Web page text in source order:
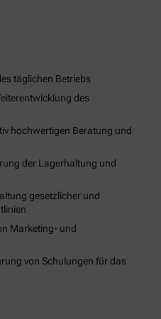
täglichen Betriebs
des
hochwertigen Beratung und
der Lagerhaltung und
gesetzlicher und
Marketing- und
von Schulungen für das